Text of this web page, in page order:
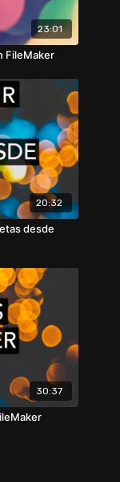
23:01
FileMaker
20:32
desde
30:37